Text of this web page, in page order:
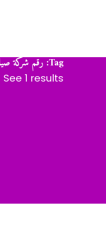
Tag: رقم شركة صيانة في جميرا دبي
See 1 results